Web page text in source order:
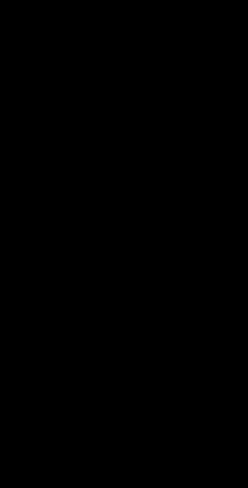
Desde el
parte del